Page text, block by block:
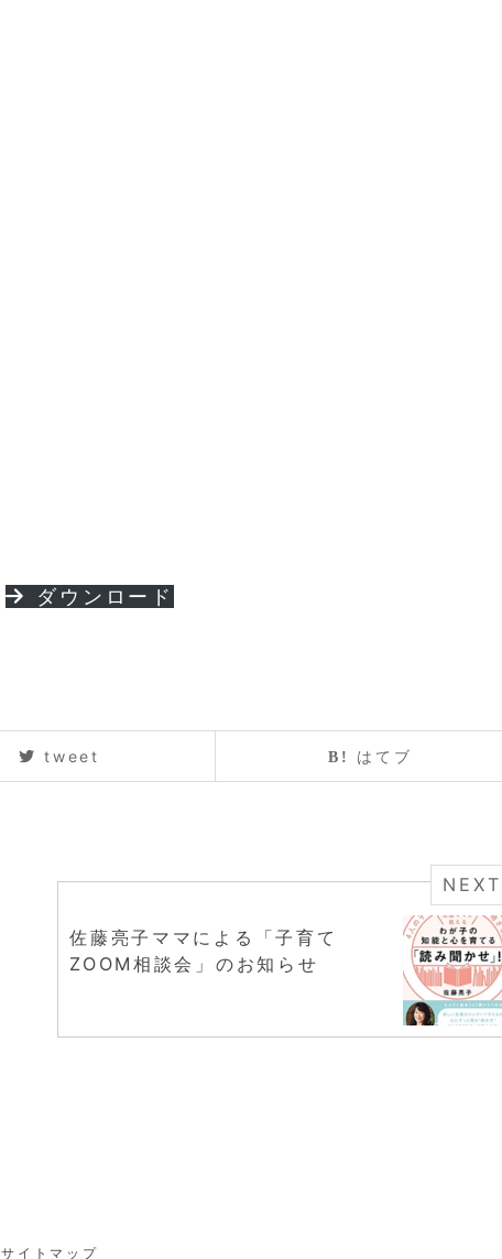
ダウンロード
tweet はてブ
NEXT
佐藤亮子ママによる「子育て
ZOOM相談会」のお知らせ
サイトマップ